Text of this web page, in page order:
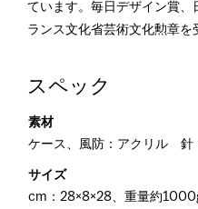
ています。毎日デザイン賞、
ランス文化省芸術文化勲章を
スペック
素材
ケース、風防：アクリル 針
サイズ
cm：28×8×28、重量約